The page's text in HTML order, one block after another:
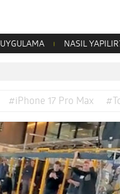
UYGULAMA NASIL
#iPhone 17 Pro Max